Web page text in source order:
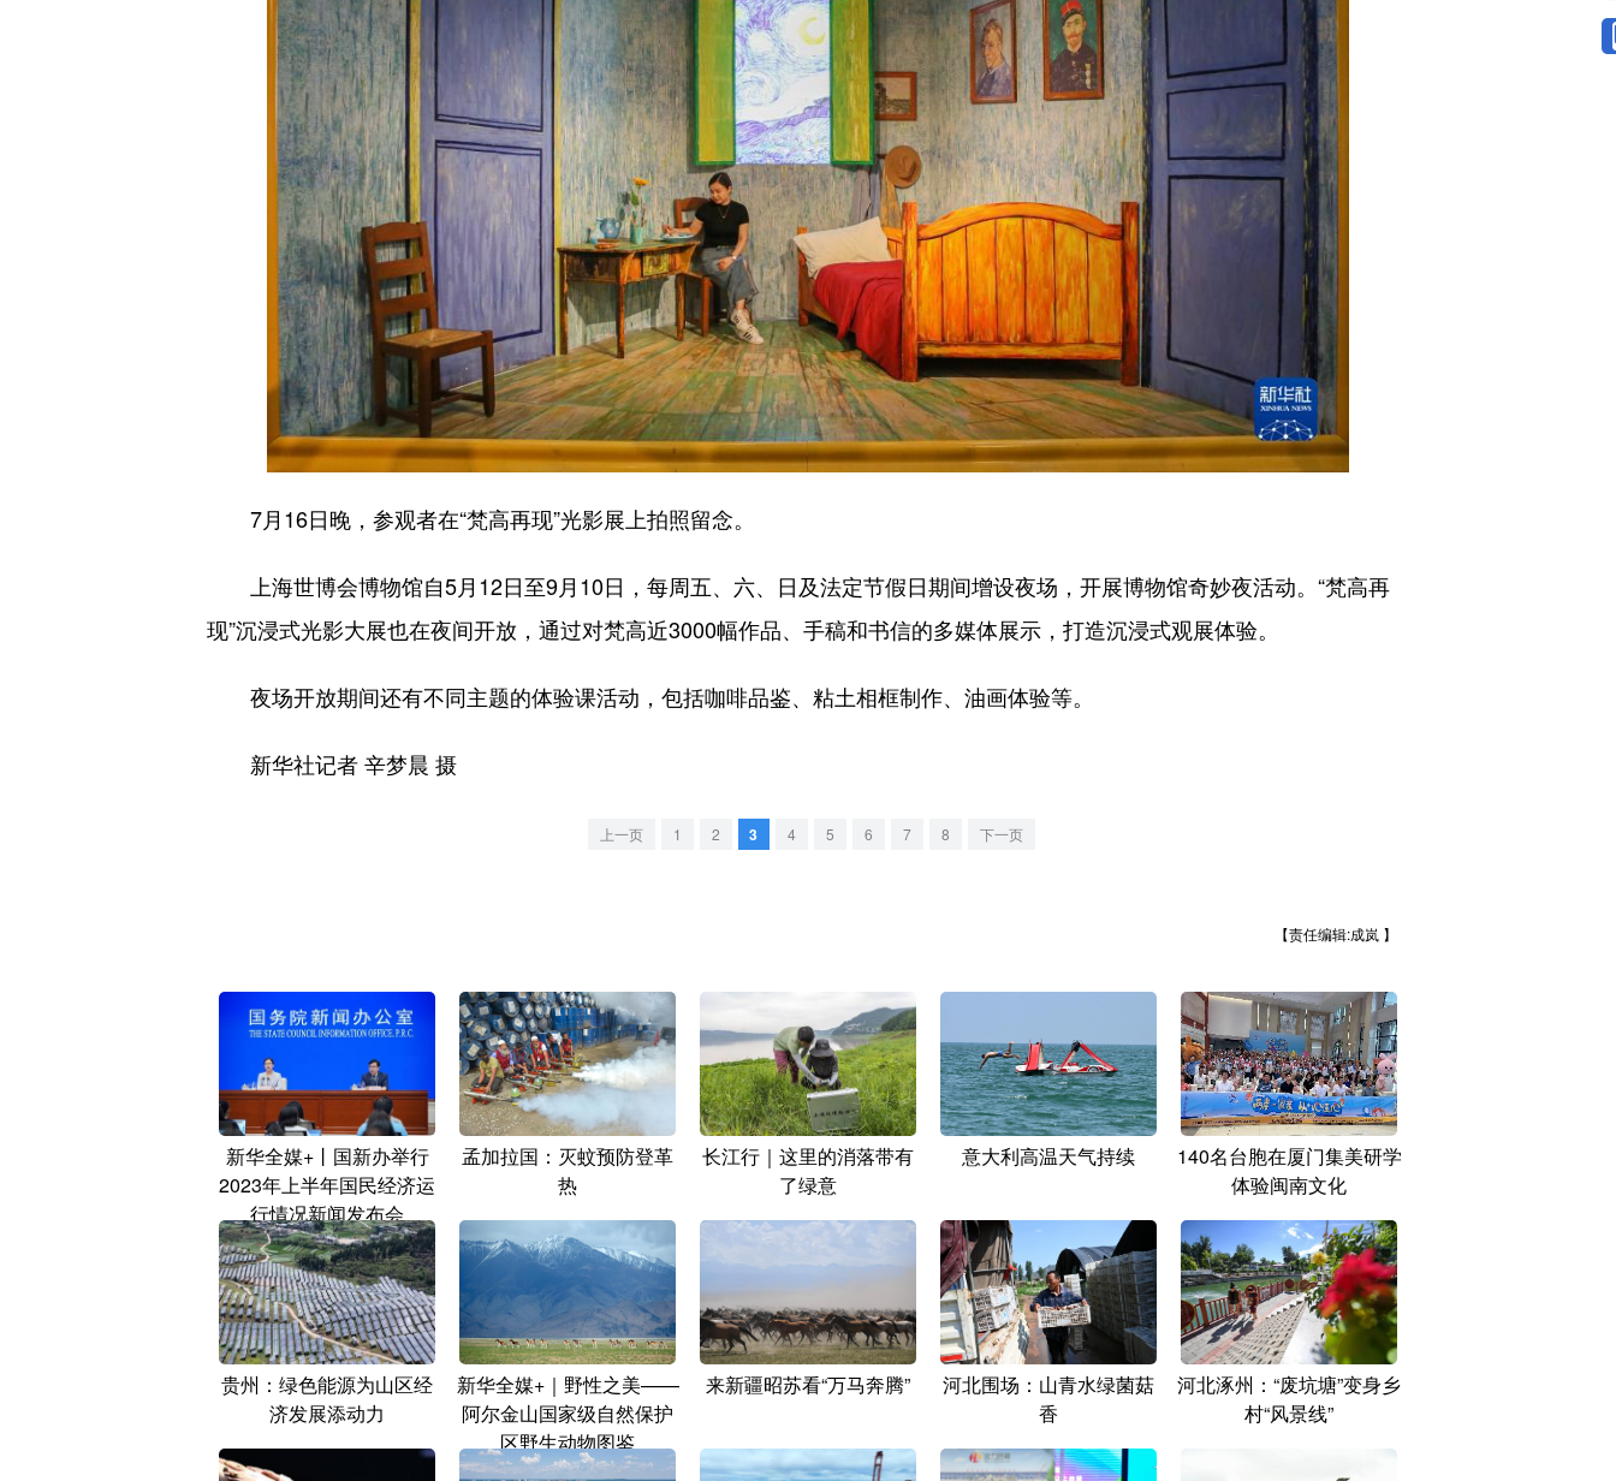
7月16日晚，参观者在“梵高再现”光影展上拍照留念。
上海世博会博物馆自5月12日至9月10日，每周五、六、日及法定节假日期间增设夜场，开展博物馆奇妙夜活动。“梵高再
现”沉浸式光影大展也在夜间开放，通过对梵高近3000幅作品、手稿和书信的多媒体展示，打造沉浸式观展体验。
夜场开放期间还有不同主题的体验课活动，包括咖啡品鉴、粘土相框制作、油画体验等。
新华社记者 辛梦晨 摄
上一页 1 2 3 4 5 6 7 8 下一页
【责任编辑:成岚 】
新华全媒+丨国新办举行
2023年上半年国民经济运
行情况新闻发布会
孟加拉国：灭蚊预防登革
热
长江行｜这里的消落带有
了绿意
意大利高温天气持续
140名台胞在厦门集美研学
体验闽南文化
贵州：绿色能源为山区经
济发展添动力
新华全媒+｜野性之美——
阿尔金山国家级自然保护
区野生动物图鉴
来新疆昭苏看“万马奔腾”
河北围场：山青水绿菌菇
香
河北涿州：“废坑塘”变身乡
村“风景线”